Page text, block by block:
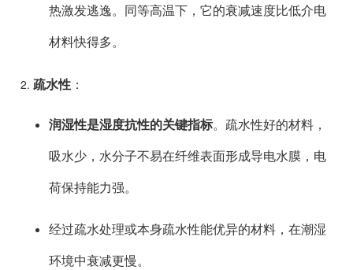
热激发逃逸。同等高温下，它的衰减速度比低介电
材料快得多。
疏水性 ：
润湿性是湿度抗性的关键指标。疏水性好的材料，
吸水少，水分子不易在纤维表面形成导电水膜，电
荷保持能力强。
经过疏水处理或本身疏水性能优异的材料，在潮湿
环境中衰减更慢。